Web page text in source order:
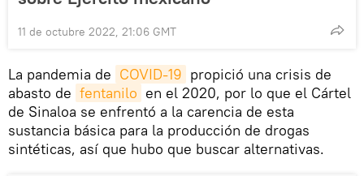
11 de octubre 2022, 21:06 GMT
La pandemia de COVID-19 propició una crisis de
abasto de fentanilo en el 2020, por lo que el Cártel
de Sinaloa se enfrentó a la carencia de esta
sustancia básica para la producción de drogas
sintéticas, así que hubo que buscar alternativas.